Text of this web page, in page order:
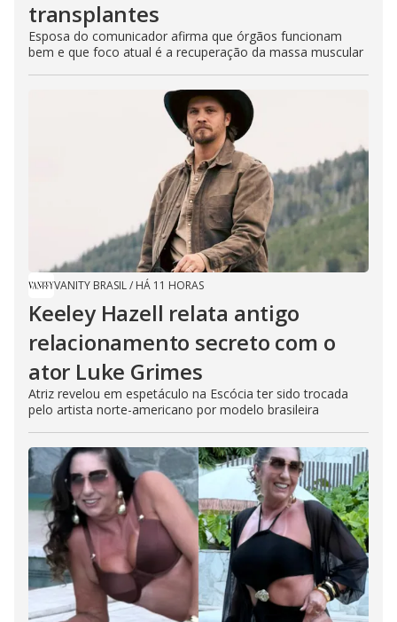
transplantes
Esposa do comunicador afirma que órgãos funcionam
bem e que foco atual é a recuperação da massa muscular
VANITY BRASIL/ HÁ 11 HORAS
Keeley Hazell relata antigo
relacionamento secreto com o
ator Luke Grimes
Atriz revelou em espetáculo na Escócia ter sido trocada
pelo artista norte-americano por modelo brasileira